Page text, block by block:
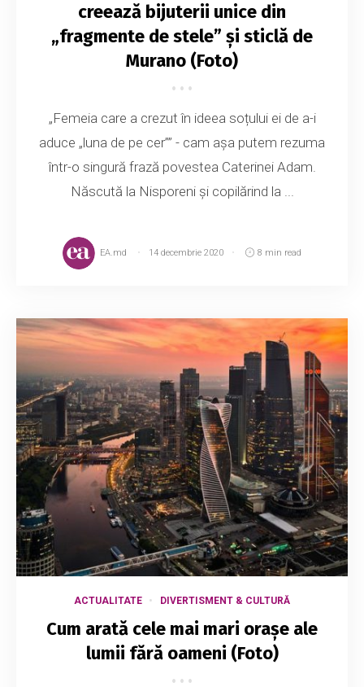
creează bijuterii unice din
„fragmente de stele” și sticlă de
Murano (Foto)
„Femeia care a crezut în ideea soțului ei de a-i
aduce „luna de pe cer”” - cam așa putem rezuma
într-o singură frază povestea Caterinei Adam.
Născută la Nisporeni și copilărind la ...
EA.md 14 decembrie 2020 8 min read
ACTUALITATE DIVERTISMENT & CULTURĂ
Cum arată cele mai mari orașe ale
lumii fără oameni (Foto)